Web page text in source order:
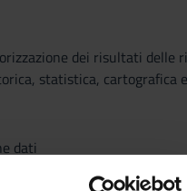
dei risultati delle
statistica, cartografica
dati